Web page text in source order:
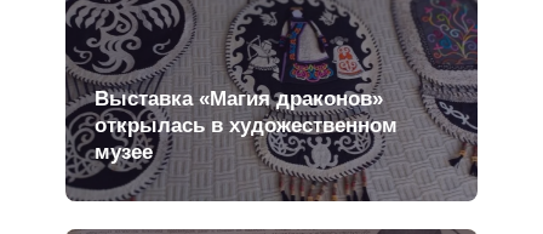
Выставка «Магия драконов»
открылась в художественном
музее